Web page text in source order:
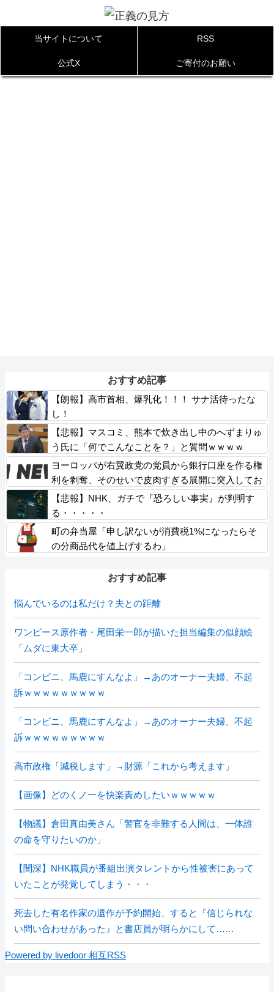
当サイトについて RSS
公式X ご寄付のお願い
おすすめ記事
【朗報】高市首相、爆乳化！！！ サナ活待ったな
し！
【悲報】マスコミ、熊本で炊き出し中のへずまりゅ
う氏に「何でこんなことを？」と質問ｗｗｗｗ
ヨーロッパが右翼政党の党員から銀行口座を作る権
利を剥奪、そのせいで皮肉すぎる展開に突入してお
り……
【悲報】NHK、ガチで『恐ろしい事実』が判明す
る・・・・・
町の弁当屋「申し訳ないが消費税1%になったらそ
の分商品代を値上げするわ」
おすすめ記事
悩んでいるのは私だけ？夫との距離
ワンピース原作者・尾田栄一郎が描いた担当編集の似顔絵
「ムダに東大卒」
「コンビニ、馬鹿にすんなよ」→あのオーナー夫婦、不起
訴ｗｗｗｗｗｗｗｗｗ
「コンビニ、馬鹿にすんなよ」→あのオーナー夫婦、不起
訴ｗｗｗｗｗｗｗｗｗ
高市政権「減税します」→財源「これから考えます」
【画像】どのくノ一を快楽責めしたいｗｗｗｗｗ
【物議】倉田真由美さん「警官を非難する人間は、一体誰
の命を守りたいのか」
【闇深】NHK職員が番組出演タレントから性被害にあって
いたことが発覚してしまう・・・
死去した有名作家の遺作が予約開始、すると『信じられな
い問い合わせがあった』と書店員が明らかにして……
Powered by livedoor 相互RSS